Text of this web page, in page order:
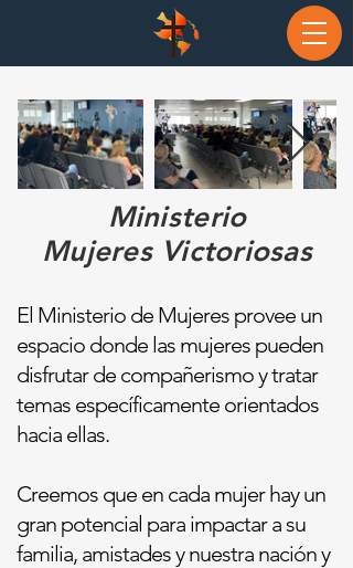
Ministerio
Mujeres Victoriosas
El Ministerio de Mujeres provee un
espacio donde las mujeres pueden
disfrutar de compañerismo y tratar
temas específicamente orientados
hacia ellas.
Creemos que en cada mujer hay un
gran potencial para impactar a su
familia, amistades y nuestra nación y